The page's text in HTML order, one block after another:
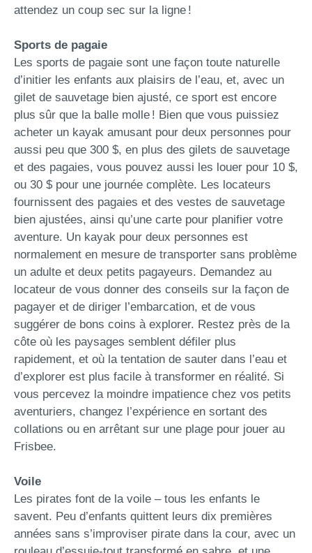
attendez un coup sec sur la ligne !
Sports de pagaie
Les sports de pagaie sont une façon toute naturelle
d’initier les enfants aux plaisirs de l’eau, et, avec un
gilet de sauvetage bien ajusté, ce sport est encore
plus sûr que la balle molle ! Bien que vous puissiez
acheter un kayak amusant pour deux personnes pour
aussi peu que 300 $, en plus des gilets de sauvetage
et des pagaies, vous pouvez aussi les louer pour 10 $,
ou 30 $ pour une journée complète. Les locateurs
fournissent des pagaies et des vestes de sauvetage
bien ajustées, ainsi qu’une carte pour planifier votre
aventure. Un kayak pour deux personnes est
normalement en mesure de transporter sans problème
un adulte et deux petits pagayeurs. Demandez au
locateur de vous donner des conseils sur la façon de
pagayer et de diriger l’embarcation, et de vous
suggérer de bons coins à explorer. Restez près de la
côte où les paysages semblent défiler plus
rapidement, et où la tentation de sauter dans l’eau et
d’explorer est plus facile à transformer en réalité. Si
vous percevez la moindre impatience chez vos petits
aventuriers, changez l’expérience en sortant des
collations ou en arrêtant sur une plage pour jouer au
Frisbee.
Voile
Les pirates font de la voile – tous les enfants le
savent. Peu d’enfants quittent leurs dix premières
années sans s’improviser pirate dans la cour, avec un